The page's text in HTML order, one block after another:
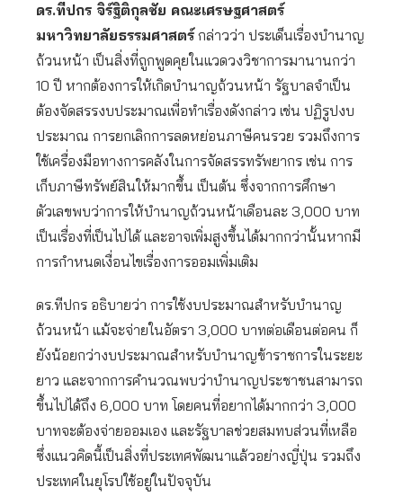
ดร.ทีปกร จิร์ฐิติกุลชัย คณะเศรษฐศาสตร์
มหาวิทยาลัยธรรมศาสตร์กล่าวว่า ประเด็นเรื่องบำนาญ
ถ้วนหน้า เป็นสิ่งที่ถูกพูดคุยในแวดวงวิชาการมานานกว่า
10 ปี หากต้องการให้เกิดบำนาญถ้วนหน้า รัฐบาลจำเป็น
ต้องจัดสรรงบประมาณเพื่อทำเรื่องดังกล่าว เช่น ปฏิรูปงบ
ประมาณ การยกเลิกการลดหย่อนภาษีคนรวย รวมถึงการ
ใช้เครื่องมือทางการคลังในการจัดสรรทรัพยากร เช่น การ
เก็บภาษีทรัพย์สินให้มากขึ้น เป็นต้น ซึ่งจากการศึกษา
ตัวเลขพบว่าการให้บำนาญถ้วนหน้าเดือนละ 3,000 บาท
เป็นเรื่องที่เป็นไปได้ และอาจเพิ่มสูงขึ้นได้มากกว่านั้นหากมี
การกำหนดเงื่อนไขเรื่องการออมเพิ่มเติม
ดร.ทีปกร อธิบายว่า การใช้งบประมาณสำหรับบำนาญ
ถ้วนหน้า แม้จะจ่ายในอัตรา 3,000 บาทต่อเดือนต่อคน ก็
ยังน้อยกว่างบประมาณสำหรับบำนาญข้าราชการในระยะ
ยาว และจากการคำนวณพบว่าบำนาญประชาชนสามารถ
ขึ้นไปได้ถึง 6,000 บาท โดยคนที่อยากได้มากกว่า 3,000
บาทจะต้องจ่ายออมเอง และรัฐบาลช่วยสมทบส่วนที่เหลือ
ซึ่งแนวคิดนี้เป็นสิ่งที่ประเทศพัฒนาแล้วอย่างญี่ปุ่น รวมถึง
ประเทศในยุโรปใช้อยู่ในปัจจุบัน